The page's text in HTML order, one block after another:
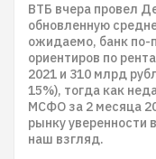
ВТБ вчера провел
обновленную
ожидаемо, банк по-
ориентиров по
2021 и 310 млрд
15%), тогда как
МСФО за 2 месяца
рынку уверенности
наш взгляд.